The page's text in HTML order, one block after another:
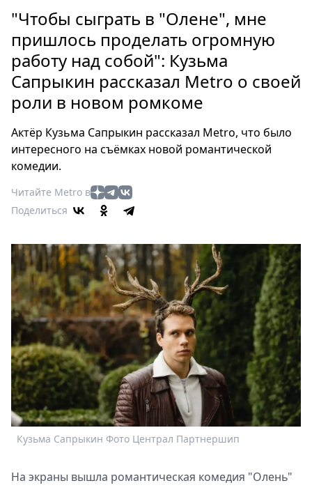
Россия
Мир
Здоровье
Еда
Туризм
Театр
Кино
Книги
Выставки
релизы
О
Metro
Стримы
Спецпроекты
Звезды
Выборы
2026
Скачай
Metro
"Чтобы сыграть в "Олене", мне
пришлось проделать огромную
работу над собой": Кузьма
Сапрыкин рассказал Metro о своей
роли в новом ромкоме
Актёр Кузьма Сапрыкин рассказал Metro, что было
интересного на съёмках новой романтической
комедии.
Читайте Metro в
Поделиться
Кузьма Сапрыкин Фото Централ Партнершип
На экраны вышла романтическая комедия "Олень"